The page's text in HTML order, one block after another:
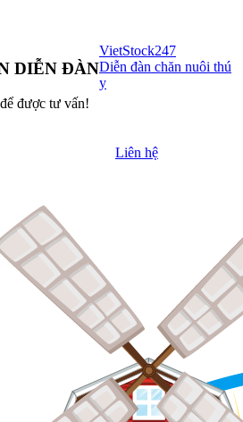
DIỄN ĐÀN
được tư vấn!
Liên hệ
VietStock247
Diễn đàn chăn nuôi thú
y